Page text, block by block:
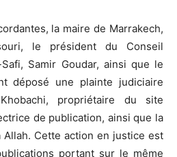
la maire de Marrakech,
le président du Conseil
Samir Goudar, ainsi que le
déposé une plainte judiciaire
propriétaire du site
de publication, ainsi que la
Allah. Cette action en justice est
portant sur le même